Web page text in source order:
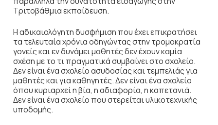
Τριτοβάθμια εκπαίδευση.
Η αδικαιολόγητη δυσφήμιση που έχει επικρατήσει
τα τελευταία χρόνια οδηγώντας στην τρομοκρατία
γονείς και εν δυνάμει μαθητές δεν έχουν καμία
σχέση με το τι πραγματικά συμβαίνει στο σχολείο.
Δεν είναι ένα σχολείο ασυδοσίας και τεμπελιάς για
μαθητές και για καθηγητές. Δεν είναι ένα σχολείο
όπου κυριαρχεί η βία, η αδιαφορία, η καπετανιά.
Δεν είναι ένα σχολείο που στερείται υλικοτεχνικής
υποδομής.